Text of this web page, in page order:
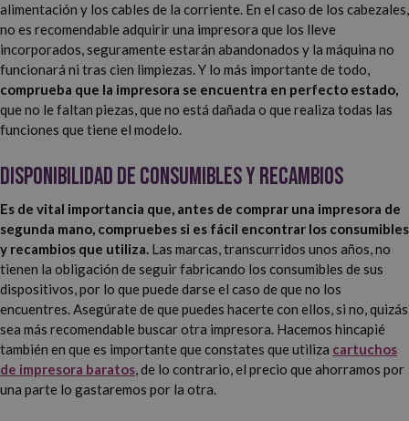
alimentación y los cables de la corriente. En el caso de los cabezales,
no es recomendable adquirir una impresora que los lleve
incorporados, seguramente estarán abandonados y la máquina no
funcionará ni tras cien limpiezas. Y lo más importante de todo,
comprueba que la impresora se encuentra en perfecto estado,
que no le faltan piezas, que no está dañada o que realiza todas las
funciones que tiene el modelo.
Disponibilidad de consumibles y recambios
Es de vital importancia que, antes de comprar una impresora de
segunda mano, compruebes si es fácil encontrar los consumibles
y recambios que utiliza. Las marcas, transcurridos unos años, no
tienen la obligación de seguir fabricando los consumibles de sus
dispositivos, por lo que puede darse el caso de que no los
encuentres. Asegúrate de que puedes hacerte con ellos, si no, quizás
sea más recomendable buscar otra impresora. Hacemos hincapié
también en que es importante que constates que utiliza cartuchos
de impresora baratos , de lo contrario, el precio que ahorramos por
una parte lo gastaremos por la otra.